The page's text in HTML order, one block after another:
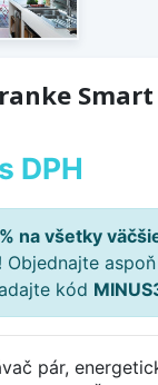
Smart
s DPH
na všetky
Objednajte
kód
pár,